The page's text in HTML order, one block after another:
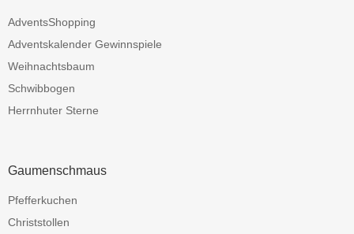
AdventsShopping
Adventskalender Gewinnspiele
Weihnachtsbaum
Schwibbogen
Herrnhuter Sterne
Gaumenschmaus
Pfefferkuchen
Christstollen